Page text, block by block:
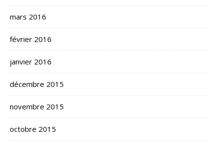
mars 2016
février 2016
janvier 2016
décembre 2015
novembre 2015
octobre 2015